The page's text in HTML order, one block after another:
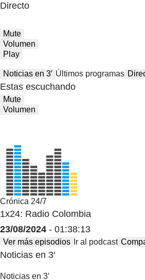
Directo
Mute
Volumen
Play
Noticias en 3′ Últimos programas
Estas escuchando
Mute
Volumen
Crónica 24/7
1x24: Radio Colombia
23/08/2024 - 01:38:13
Ver más episodios Ir al podcast
Noticias en 3′
Noticias en 3′